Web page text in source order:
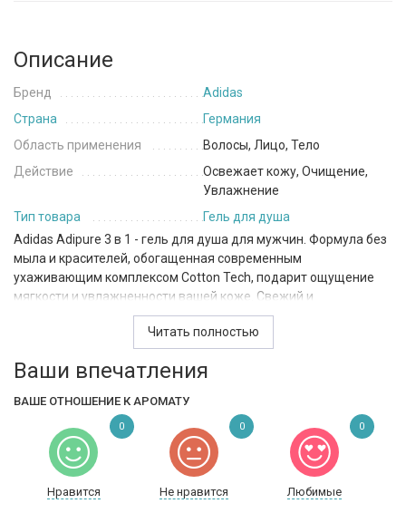
Описание
Бренд
Adidas
Страна
Германия
Область применения
Волосы, Лицо, Тело
Действие
Освежает кожу, Очищение,
Увлажнение
Тип товара
Гель для душа
Adidas Adipure 3 в 1 - гель для душа для мужчин. Формула без
мыла и красителей, обогащенная современным
ухаживающим комплексом Cotton Tech, подарит ощущение
мягкости и увлажненности вашей коже. Свежий и
пробуждающий аромат с древесными нотами, нотами
цитруса и жасмина. Формула тройного действия: бережно
очищает и увлажняет лицо и тело, кондиционирует волосы.
Формула прошла дерматологическое тестирование и PH
Читать полностью
Ваши впечатления
ВАШЕ ОТНОШЕНИЕ К АРОМАТУ
Нравится Не нравится Любимые
0 0 0